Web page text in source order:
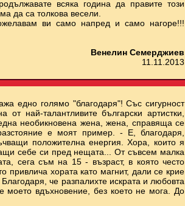
всяка година да правите този
да са толкова весели.
ви само напред и само нагоре!!!
Венелин Семерджиев
11.11.2013
едно голямо "благодаря"! Със сигурност
най-талантливите български артистки,
необикновена жена, жена, справяща се
е моят пример. - Е, благодаря,
положителна енергия. Хора, които я
себе си пред нещата... От съвсем малка
сега съм на 15 - възраст, в която често
привлича хората като магнит, дали се крие
че разпалихте искрата и любовта
вдъхновение, без което не мога. До